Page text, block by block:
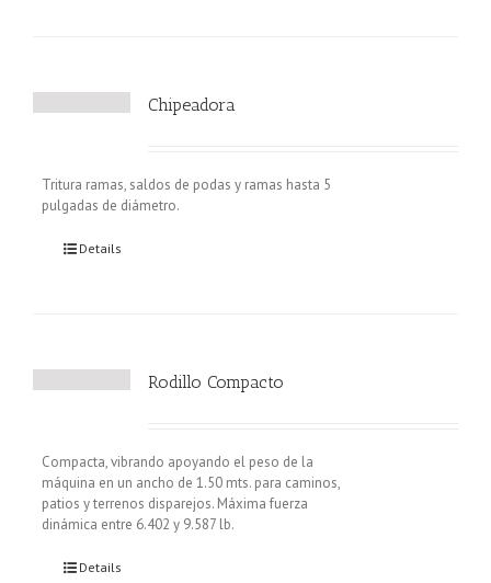
Chipeadora
Tritura ramas, saldos de podas y ramas hasta 5
pulgadas de diámetro.
Details
Rodillo Compacto
Compacta, vibrando apoyando el peso de la
máquina en un ancho de 1.50 mts. para caminos,
patios y terrenos disparejos. Máxima fuerza
dinámica entre 6.402 y 9.587 lb.
Details